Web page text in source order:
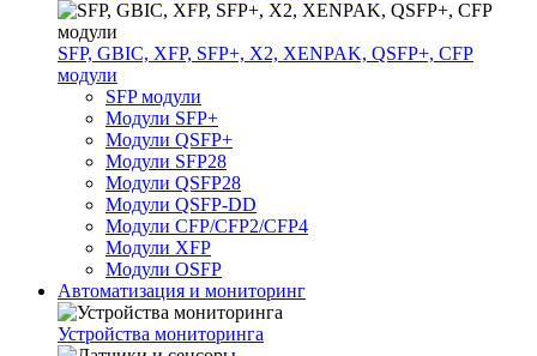
SFP, GBIC, XFP, SFP+, X2, XENPAK, QSFP+, CFP
модули
SFP модули
Модули SFP+
Модули QSFP+
Модули SFP28
Модули QSFP28
Модули QSFP-DD
Модули CFP/CFP2/CFP4
Модули XFP
Модули OSFP
Автоматизация и мониторинг
Устройства мониторинга